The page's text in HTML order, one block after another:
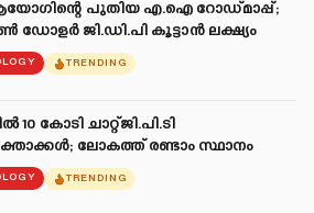
പുതിയ എ.ഐ റോഡ്മാപ്പ്;
ഡോളർ ജി.ഡി.പി കൂട്ടാൻ ലക്ഷ്യം
TRENDING
10 കോടി ചാറ്റ്ജി.പി.ടി
ലോകത്ത് രണ്ടാം സ്ഥാനം
TRENDING